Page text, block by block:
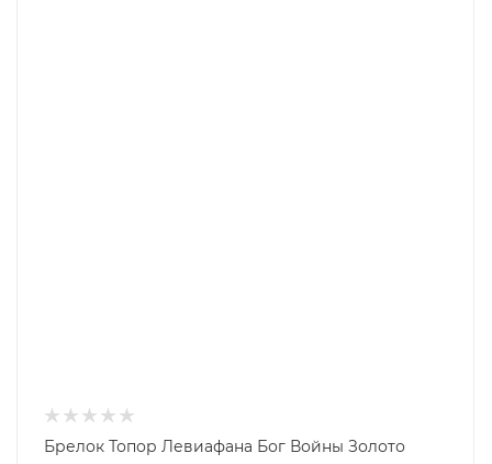
Брелок Топор Левиафана Бог Войны Золото